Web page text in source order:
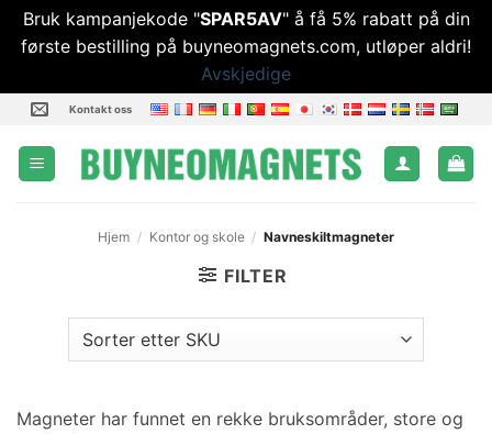
Bruk kampanjekode "SPAR5AV" å få 5% rabatt på din
første bestilling på buyneomagnets.com, utløper aldri!
Avskjedige
Hopp
innhold
Kontakt oss
Hjem / Kontor og skole / Navneskiltmagneter
FILTER
Magneter har funnet en rekke bruksområder, store og